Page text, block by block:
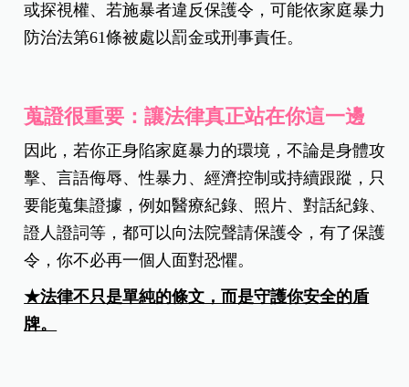
或探視權、若施暴者違反保護令，可能依家庭暴力
防治法第61條被處以罰金或刑事責任。
蒐證很重要：讓法律真正站在你這一邊
因此，若你正身陷家庭暴力的環境，不論是身體攻
擊、言語侮辱、性暴力、經濟控制或持續跟蹤，只
要能蒐集證據，例如醫療紀錄、照片、對話紀錄、
證人證詞等，都可以向法院聲請保護令，有了保護
令，你不必再一個人面對恐懼。
★法律不只是單純的條文，而是守護你安全的盾
牌。